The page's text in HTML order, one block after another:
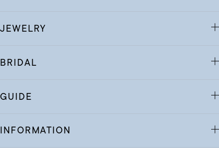
JEWELRY
BRIDAL
GUIDE
INFORMATION